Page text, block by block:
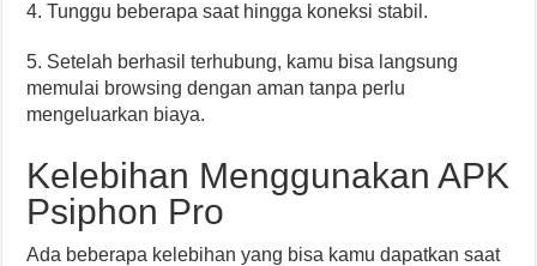
4. Tunggu beberapa saat hingga koneksi stabil.
5. Setelah berhasil terhubung, kamu bisa langsung
memulai browsing dengan aman tanpa perlu
mengeluarkan biaya.
Kelebihan Menggunakan APK
Psiphon Pro
Ada beberapa kelebihan yang bisa kamu dapatkan saat